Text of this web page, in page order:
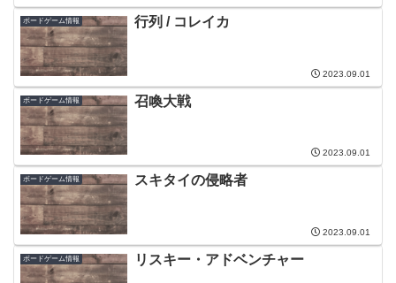
ボードゲーム情報 行列 / コレイカ
2023.09.01
ボードゲーム情報 召喚大戦
2023.09.01
ボードゲーム情報 スキタイの侵略者
2023.09.01
ボードゲーム情報 リスキー・アドベンチャー